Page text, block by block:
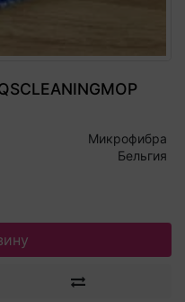
Микрофибра
Бельгия